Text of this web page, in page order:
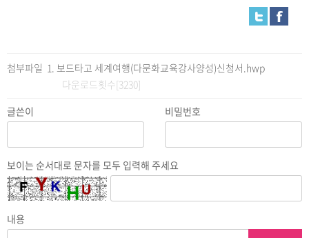
첨부파일
보드타고 세계여행(다문화교육강사양성)신청서.hwp
다운로드횟수[3230]
글쓴이
비밀번호
보이는 순서대로 문자를 모두 입력해 주세요
내용